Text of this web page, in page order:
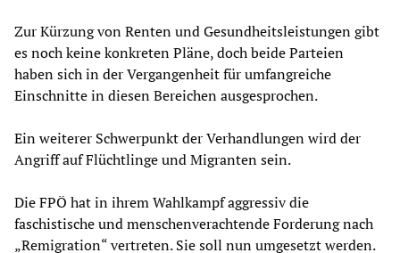
Zur Kürzung von Renten und Gesundheitsleistungen gibt
es noch keine konkreten Pläne, doch beide Parteien
haben sich in der Vergangenheit für umfangreiche
Einschnitte in diesen Bereichen ausgesprochen.
Ein weiterer Schwerpunkt der Verhandlungen wird der
Angriff auf Flüchtlinge und Migranten sein.
Die FPÖ hat in ihrem Wahlkampf aggressiv die
faschistische und menschenverachtende Forderung nach
„Remigration“ vertreten. Sie soll nun umgesetzt werden.